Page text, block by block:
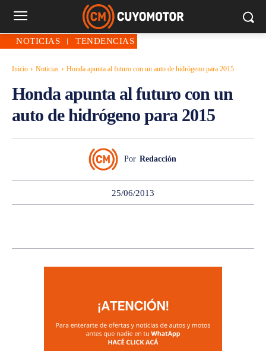
NOTICIAS TENDENCIAS
Inicio Noticias Honda apunta al futuro con un auto de hidrógeno para 2015
Honda apunta al futuro con un
auto de hidrógeno para 2015
Por Redacción
25/06/2013